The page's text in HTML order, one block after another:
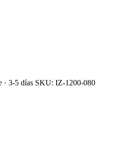
· 3-5 días SKU: IZ-1200-080